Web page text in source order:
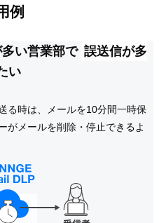
例
い営業部で 誤送信が多
い
る時は、メールを10分間一時保
がメールを削除・停止できるよ